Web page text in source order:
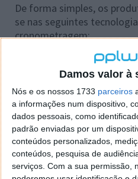
Damos valor à
Nós e os nossos 1733 parceiros
a informações num dispositivo,
dados pessoais, como
padrão enviadas por um
conteúdos personalizados,
conteúdos, pesquisa de
serviços. Com a sua permissão,
De forma simples, os
se nas seguintes
cronometragem:
Transponders/chips:
transponder ou chip
Tapetes de deteção:
atravessa ao longo de
o seu transponder.
Decodificadores e
os produtos permitem
criar e publicar
informação legível.